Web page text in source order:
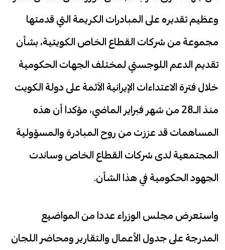
وعظيم تقديره على المبادرات الكريمة التي قدمتها
مجموعة من شركات القطاع الخاص الكويتية، بشأن
تقديم الدعم اللوجستي لمختلف الجهات الحكومية
خلال فترة الاعتداءات الإيرانية الآثمة على دولة الكويت
منذ الـ28 من شهر فبراير الماضي، مؤكدا أن هذه
المساهمات قد عززت من روح المبادرة والمسؤولية
المجتمعية لدى شركات القطاع الخاص وساندت
الجهود الحكومية في هذا الشأن.
واستعرض مجلس الوزراء عددا من المواضيع
المدرجة على جدول الأعمال والتقارير ومحاضر اللجان